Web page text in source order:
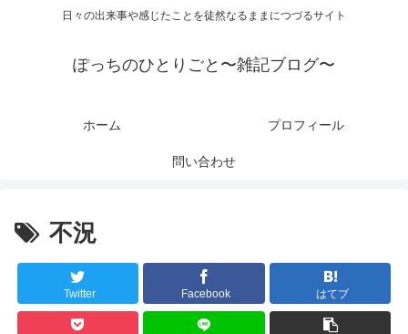
日々の出来事や感じたことを徒然なるままにつづるサイト
ぽっちのひとりごと〜雑記ブログ〜
ホーム プロフィール
問い合わせ
不況
Twitter Facebook はてブ